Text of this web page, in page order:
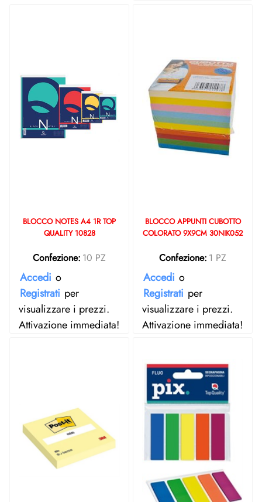
BLOCCO NOTES A4 1R TOP
QUALITY 10828
Confezione: 10 PZ
Accedi o
Registrati per
visualizzare i prezzi.
Attivazione immediata!
BLOCCO APPUNTI CUBOTTO
COLORATO 9X9CM 30NIK052
Confezione: 1 PZ
Accedi o
Registrati per
visualizzare i prezzi.
Attivazione immediata!